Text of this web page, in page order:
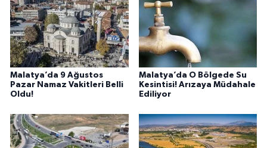
Malatya’da 9 Ağustos
Pazar Namaz Vakitleri Belli
Oldu!
Malatya’da O Bölgede Su
Kesintisi! Arızaya Müdahale
Ediliyor